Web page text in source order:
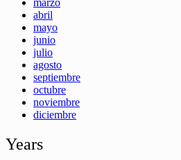
abril
mayo
junio
julio
agosto
septiembre
octubre
noviembre
diciembre
Years